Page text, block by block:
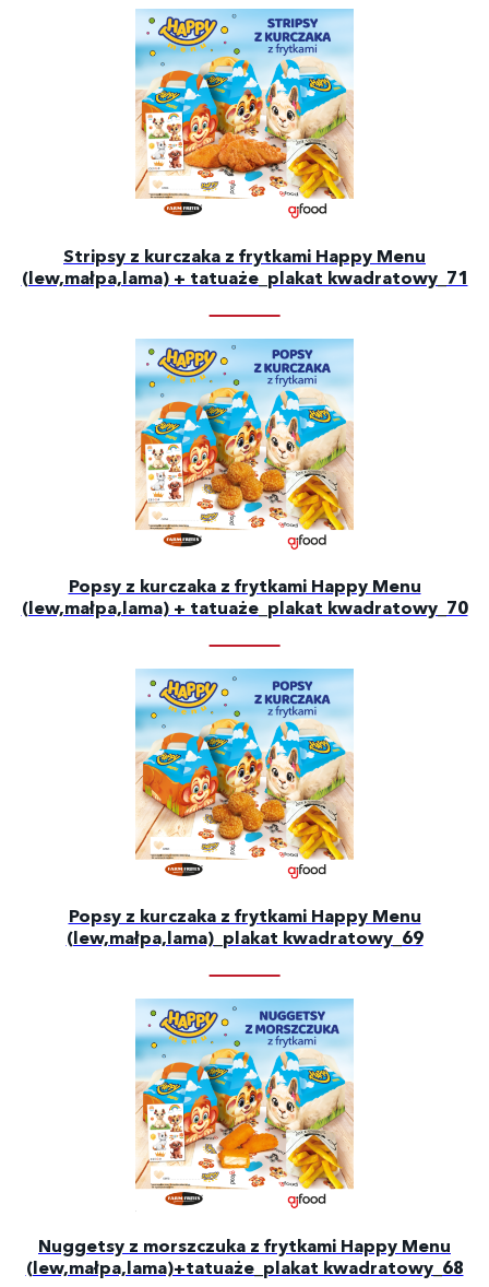
Stripsy z kurczaka z frytkami Happy Menu
(lew,małpa,lama) + tatuaże_plakat kwadratowy_71
Popsy z kurczaka z frytkami Happy Menu
(lew,małpa,lama) + tatuaże_plakat kwadratowy_70
Popsy z kurczaka z frytkami Happy Menu
(lew,małpa,lama)_plakat kwadratowy_69
Nuggetsy z morszczuka z frytkami Happy Menu
(lew,małpa,lama)+tatuaże_plakat kwadratowy_68